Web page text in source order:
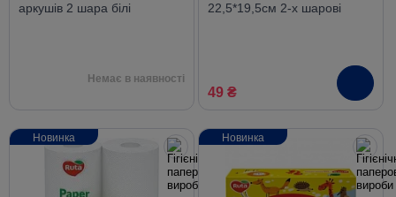
аркушів 2 шара білі
Немає в наявності
22,5*19,5см 2-х шарові
49 ₴
Новинка Новинка